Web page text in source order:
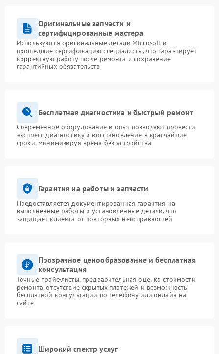
Оригинальные запчасти и
сертифицированные мастера
Используются оригинальные детали Microsoft и
прошедшие сертификацию специалисты, что гарантирует
корректную работу после ремонта и сохранение
гарантийных обязательств
Бесплатная диагностика и быстрый ремонт
Современное оборудование и опыт позволяют провести
экспресс-диагностику и восстановление в кратчайшие
сроки, минимизируя время без устройства
Гарантия на работы и запчасти
Предоставляется документированная гарантия на
выполненные работы и установленные детали, что
защищает клиента от повторных неисправностей
Прозрачное ценообразование и бесплатная
консультация
Точные прайс-листы, предварительная оценка стоимости
ремонта, отсутствие скрытых платежей и возможность
бесплатной консультации по телефону или онлайн на
сайте
Широкий спектр услуг